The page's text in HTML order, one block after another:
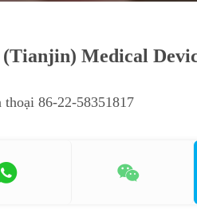
Medical
thoại 86-22-58351817